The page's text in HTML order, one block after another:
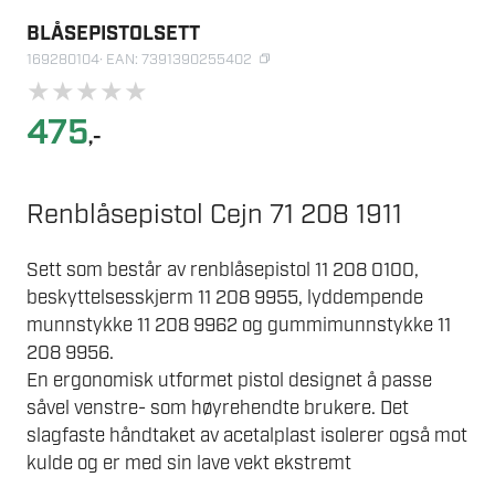
BLÅSEPISTOLSETT
169280104· EAN: 7391390255402
★★★★★
475,-
Renblåsepistol Cejn 71 208 1911
Sett som består av renblåsepistol 11 208 0100,
beskyttelsesskjerm 11 208 9955, lyddempende
munnstykke 11 208 9962 og gummimunnstykke 11
208 9956.
En ergonomisk utformet pistol designet å passe
såvel venstre- som høyrehendte brukere. Det
slagfaste håndtaket av acetalplast isolerer også mot
kulde og er med sin lave vekt ekstremt